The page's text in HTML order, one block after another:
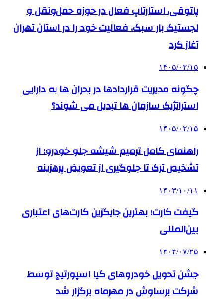
پاتوقی، استارتاپ فعال در حوزه حمل‌ونقل و
لجستیک بار سبک، فعالیت خود را در استان تهران
آغاز کرد
۱۴۰۵/۰۲/۱۵
چگونه مدیریت قراردادها در بحران ها به دارایی
استراتژیک سازمان ها تبدیل می شوند؟
۱۴۰۵/۰۲/۱۵
راهنمای کامل ترمیم شیشه جلو خودرو؛ از
تشخیص ترک تا جلوگیری از تعویض پرهزینه
۱۴۰۳/۱۰/۱۱
گیفت کارت؛ بهترین جایگزین کارت‌های اعتباری
بین‌المللی
۱۴۰۴/۰۷/۲۵
جشن تحویل خودروهای کیا اسپورتیج توسط
شرکت برساوش در مهرماه برگزار شد